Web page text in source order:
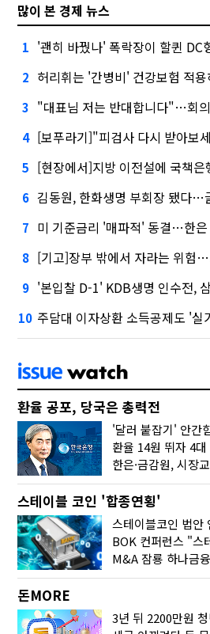
많이 본 경제 뉴스
1 '괜히 바꿨나' 폭락장이 할퀸 DC형
2 허리휘는 '간병비' 건강보험 적
3 "대표님 저는 반대합니다"…회의실
4 [보푸라기]"피검사 다시 받아보세요"
5 [현장에서]지방 이전설에 국책은행·농협
6 김동원, 한화생명 부회장 됐다…
7 미 기준금리 '매파적' 동결…한은
8 [기고]장부 밖에서 자라는 위험
9 '본입찰 D-1' KDB생명 인수전,
10 주담대 이자상환 소득공제도 '실
환율 공포, 당국은 총력전
스테이블 코인 '합종연횡'
스테이블코인 법
돈MORE